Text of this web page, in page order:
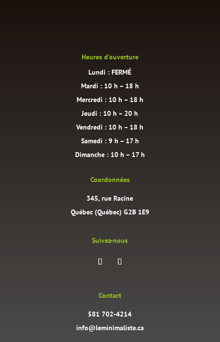
Heures d’ouverture
Lundi : FERMÉ
Mardi : 10 h – 18 h
Mercredi : 10 h – 18 h
Jeudi : 10 h – 20 h
Vendredi : 10 h – 18 h
Samedi : 9 h – 17 h
Dimanche : 10 h – 17 h
Coordonnées
345, rue Racine
Québec (Québec) G2B 1E9
Suivez-nous
Contact
581 702-4214
info@leminimaliste.ca